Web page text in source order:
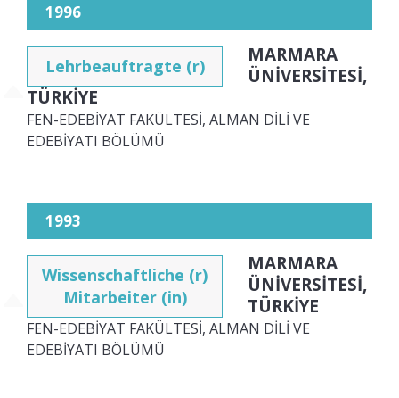
1996
Lehrbeauftragte (r)
MARMARA
ÜNİVERSİTESİ,
TÜRKİYE
FEN-EDEBİYAT FAKÜLTESİ, ALMAN DİLİ VE
EDEBİYATI BÖLÜMÜ
1993
Wissenschaftliche (r)
Mitarbeiter (in)
MARMARA
ÜNİVERSİTESİ,
TÜRKİYE
FEN-EDEBİYAT FAKÜLTESİ, ALMAN DİLİ VE
EDEBİYATI BÖLÜMÜ